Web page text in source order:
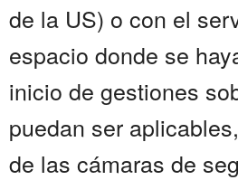
de la US) o con el
espacio donde se
inicio de gestiones
puedan ser
de las cámaras de